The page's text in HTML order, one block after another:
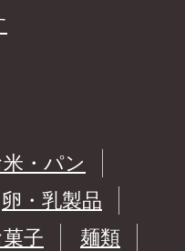
・パン
卵・乳製品
子
麺類